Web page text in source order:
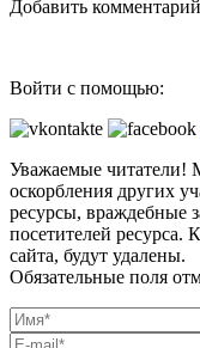
Добавить комментарий
Войти с помощью:
Уважаемые читатели!
оскорбления других
ресурсы, враждебные
посетителей
сайта, будут удалены.
Обязательные поля